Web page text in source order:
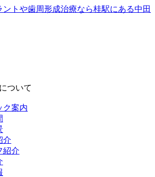
ついて
ク案内
介
紹介